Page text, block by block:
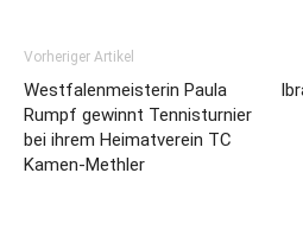
Vorheriger Artikel
Westfalenmeisterin Paula
Rumpf gewinnt Tennisturnier
bei ihrem Heimatverein TC
Kamen-Methler